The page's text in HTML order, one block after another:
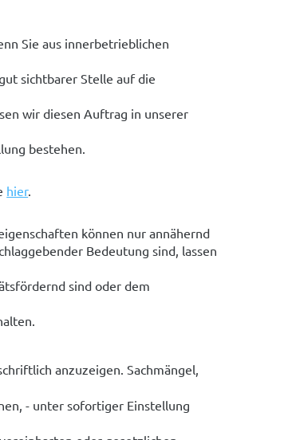
Sie aus innerbetrieblichen
sichtbarer Stelle auf die
wir diesen Auftrag in unserer
bestehen.
hier.
können nur annähernd
Bedeutung sind, lassen
sind oder dem
anzuzeigen. Sachmängel,
- unter sofortiger Einstellung